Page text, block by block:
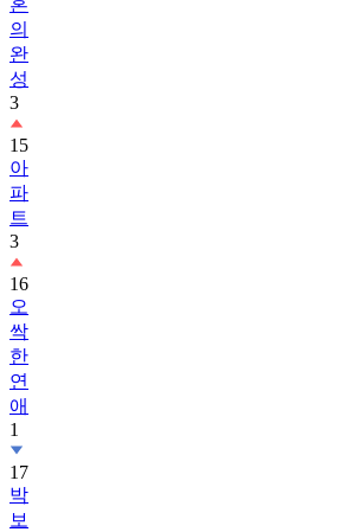
의
완
성
3
15
아
파
트
3
16
오
싹
한
연
애
1
17
박
보